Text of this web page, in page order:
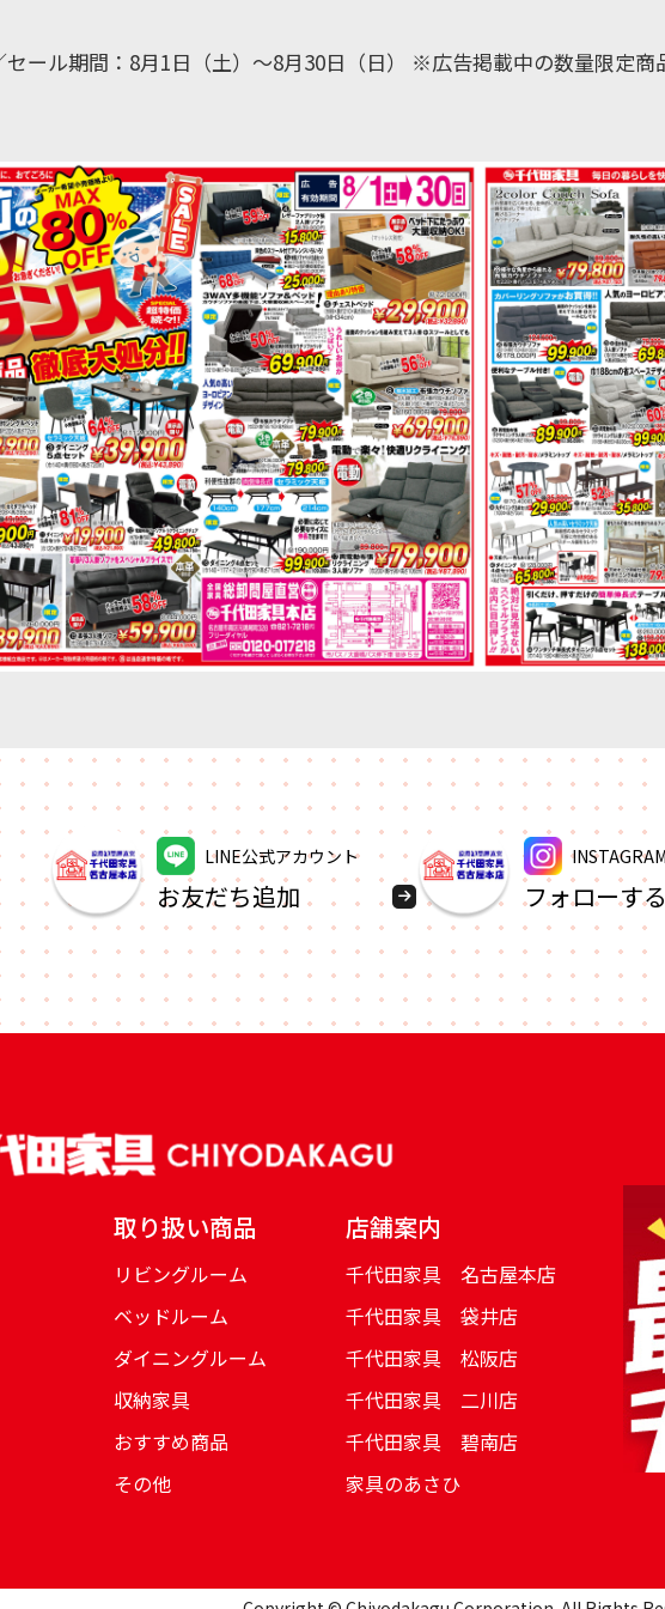
ール期間：8月1日（土）～8月30日（日） ※広告掲載中の数量限定
LINE公式アカウント
お友だち追加 フォローす
取り扱い商品
リビングルーム
ベッドルーム
ダイニングルーム
収納家具
おすすめ商品
その他
店舗案内
千代田家具 名古屋本店
千代田家具 袋井店
千代田家具 松阪店
千代田家具 二川店
千代田家具 碧南店
家具のあさひ